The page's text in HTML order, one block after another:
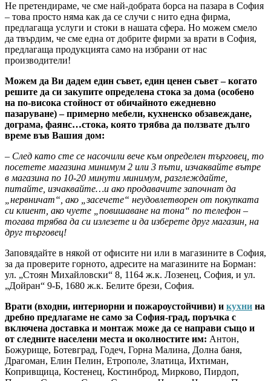
Не претендираме, че сме най-добрата борса на пазара в София
– това просто няма как да се случи с нито една фирма,
предлагаща услуги и стоки в нашата сфера. Но можем смело
да твърдим, че сме една от добрите фирми за врати в София,
предлагаща продукцията само на избрани от нас
производители!
Можем да Ви дадем един съвет, един ценен съвет – когато
решите да си закупите определена стока за дома (особено
на по-висока стойност от обичайното ежедневно
пазаруване) – примерно мебели, кухненско обзавеждане,
дограма, фаянс…стока, която трябва да ползвате дълго
време във Вашия дом:
– След като сте се насочили вече към определен търговец, то
посетете магазина минимум 2 или 3 пъти, изчаквайте вътре
в магазина по 10-20 минути минимум, разглеждайте,
питайте, изчаквайте…и ако продавачите започнат да
„нервничат“, ако „засечете“ неудовлетворен от покупката
си клиент, ако чуете „повишаване на тона“ по телефон –
тогава трябва да си излезете и да изберете друг магазин, на
друг търговец!
Заповядайте в някой от офисите ни или в магазините в София,
за да проверите горното, адресите на магазините на Борман:
ул. „Стоян Михайловски“ 8, 1164 ж.к. Лозенец, София, и ул.
„Дойран“ 9-Б, 1680 ж.к. Белите брези, София.
Врати (входни, интериорни и пожароустойчиви) и кухни на
дребно предлагаме не само за София-град, поръчка с
включена доставка и монтаж може да се направи също и
от следните населени места и околностите им: Антон,
Божурище, Ботевград, Годеч, Горна Малина, Долна баня,
Драгоман, Елин Пелин, Етрополе, Златица, Ихтиман,
Копривщица, Костенец, Костинброд, Мирково, Пирдоп,